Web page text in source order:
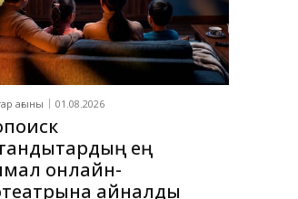
ағыны 01.08.2026
ең
онлайн-
айналды